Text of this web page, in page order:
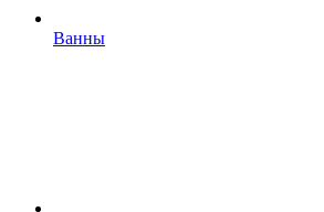
Ванны